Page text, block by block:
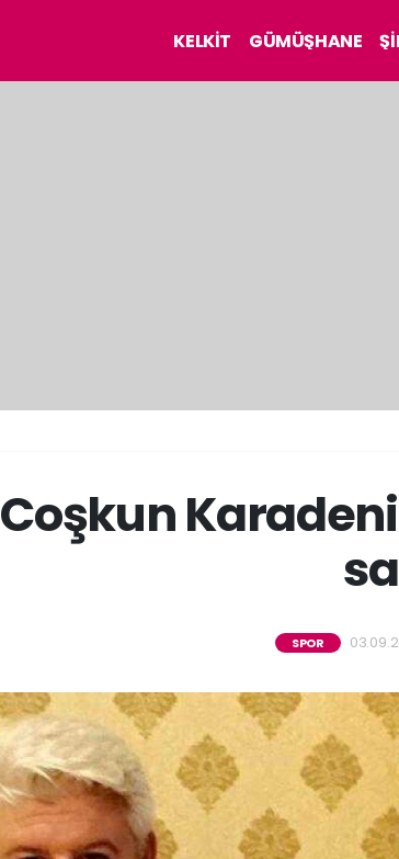
KELKİT GÜMÜŞHANE
Coşkun
SPOR